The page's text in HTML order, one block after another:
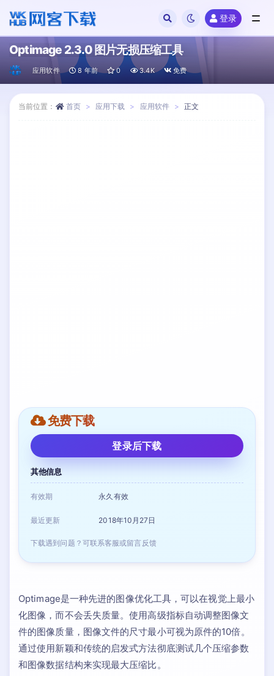
登录
Optimage 2.3.0 图片无损压缩工具
应用软件 8 年前 0 3.4K 免费
当前位置： 首页 应用下载 应用软件 正文
免费下载
登录后下载
其他信息
有效期 永久有效
最近更新 2018年10月27日
下载遇到问题？可联系客服或留言反馈
Optimage是一种先进的图像优化工具，可以在视觉上最小
化图像，而不会丢失质量。使用高级指标自动调整图像文
件的图像质量，图像文件的尺寸最小可视为原件的10倍。
通过使用新颖和传统的启发式方法彻底测试几个压缩参数
和图像数据结构来实现最大压缩比。
全部